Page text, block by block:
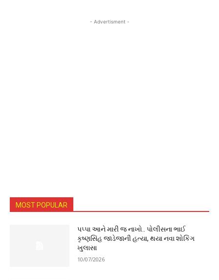
- Advertisment -
MOST POPULAR
પપ્પા આને મારી જ નાખો.. પોલીસના ભાઈ
કૃષ્ણસિંહ જાડેજાની હત્યા, થયા નવા શોકિંગ
ખુલાસા
10/07/2026